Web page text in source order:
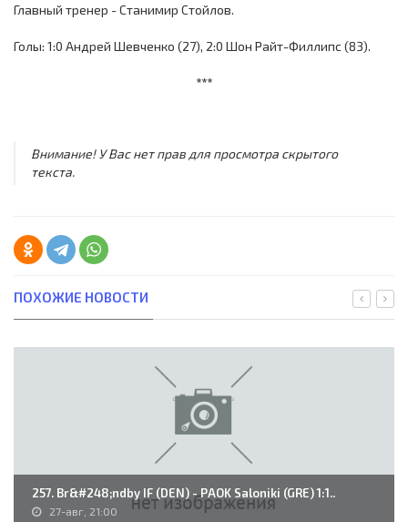
Главный тренер - Станимир Стойлов.
Голы: 1:0 Андрей Шевченко (27), 2:0 Шон Райт-Филлипс (83).
***
Внимание! У Вас нет прав для просмотра скрытого
текста.
ПОХОЖИЕ НОВОСТИ
257. Br&#248;ndby IF (DEN) - PAOK Saloniki (GRE) 1:1..
27-авг, 21:00